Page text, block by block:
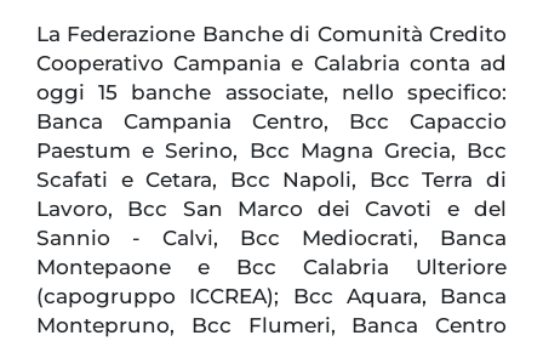
La Federazione Banche di Comunità Credito
Cooperativo Campania e Calabria conta ad
oggi 15 banche associate, nello specifico:
Banca Campania Centro, Bcc Capaccio
Paestum e Serino, Bcc Magna Grecia, Bcc
Scafati e Cetara, Bcc Napoli, Bcc Terra di
Lavoro, Bcc San Marco dei Cavoti e del
Sannio - Calvi, Bcc Mediocrati, Banca
Montepaone e Bcc Calabria Ulteriore
(capogruppo ICCREA); Bcc Aquara, Banca
Montepruno, Bcc Flumeri, Banca Centro